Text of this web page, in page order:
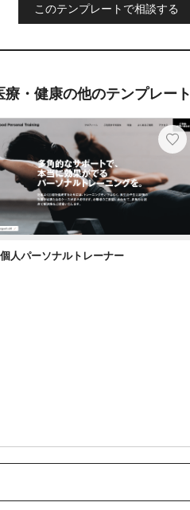
このテンプレートで相談する
療・健康の他のテンプレート
個人パーソナルトレーナー